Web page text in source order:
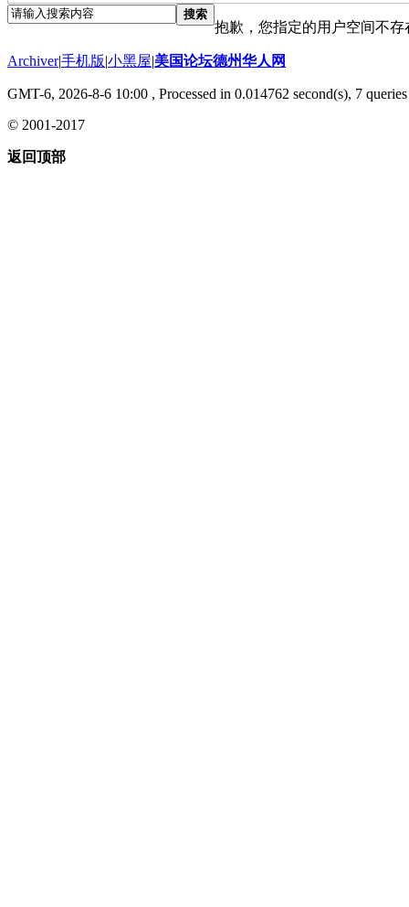
搜索
抱歉，您指定的用户空间不存
Archiver|手机版|小黑屋|美国论坛德州华人网
GMT-6, 2026-8-6 10:00 , Processed in 0.014762 second(s), 7
© 2001-2017
返回顶部